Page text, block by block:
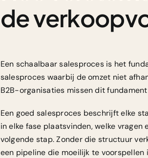
de
Een schaalbaar salesproces is het
salesproces waarbij de omzet niet
B2B-organisaties missen dit
Een goed salesproces beschrijft elke
in elke fase plaatsvinden, welke
volgende stap. Zonder die structuur
een pipeline die moeilijk te voorspellen